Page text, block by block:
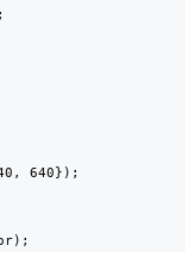
640});